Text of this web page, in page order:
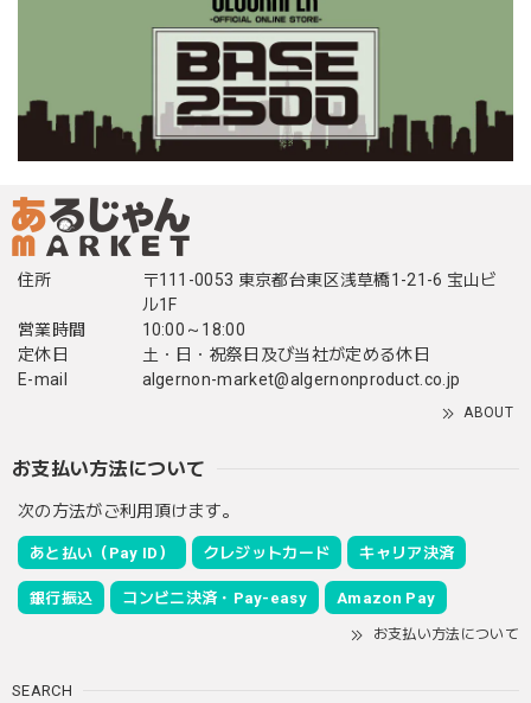
住所
〒111-0053 東京都台東区浅草橋1-21-6 宝山ビ
ル1F
営業時間
10:00～18:00
定休日
土・日・祝祭日及び当社が定める休日
E-mail
algernon-market@algernonproduct.co.jp
ABOUT
お支払い方法について
次の方法がご利用頂けます。
あと払い（Pay ID） クレジットカード キャリア決済
銀行振込 コンビニ決済・Pay-easy Amazon Pay
お支払い方法について
SEARCH